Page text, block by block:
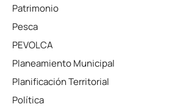
Patrimonio
Pesca
PEVOLCA
Planeamiento Municipal
Planificación Territorial
Política